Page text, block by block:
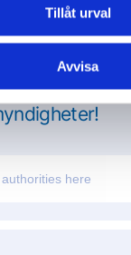
Tillåt urval
Avvisa
på din